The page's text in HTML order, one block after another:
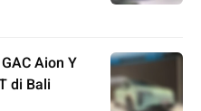
Aion Y
di Bali